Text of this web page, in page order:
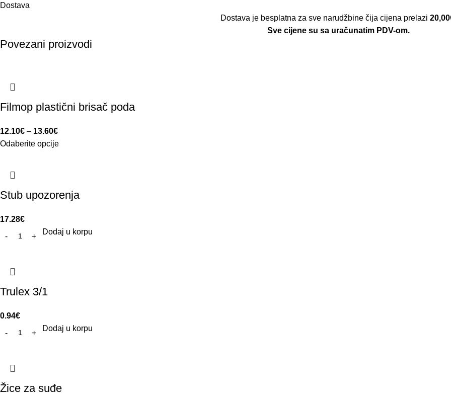
Dostava
Dostava je besplatna za sve narudžbine čija cijena prelazi
Sve cijene su sa uračunatim PDV-om.
Povezani proizvodi
Filmop plastični brisač poda
12.10€ – 13.60€
Odaberite opcije
Stub upozorenja
17.28€
Dodaj u korpu
Trulex 3/1
0.94€
Dodaj u korpu
Žice za suđe